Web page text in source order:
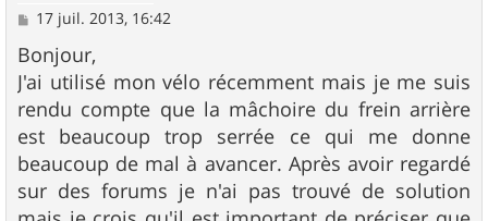
M
s
s
a
g
e
17 juil. 2013, 16:42
Bonjour,
J'ai utilisé mon vélo récemment mais je me suis
rendu compte que la mâchoire du frein arrière
est beaucoup trop serrée ce qui me donne
beaucoup de mal à avancer. Après avoir regardé
sur des forums je n'ai pas trouvé de solution